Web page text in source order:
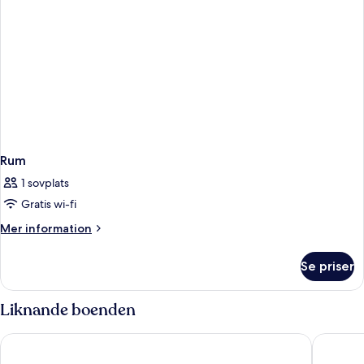
Rum
1 sovplats
Gratis wi-fi
Mer information
Mer
Se priser
Liknande boenden
Leonardo Royal Hotel Mallorca